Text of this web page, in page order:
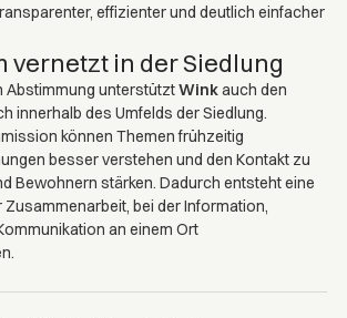
effizienter und deutlich einfacher
vernetzt in der Siedlung
Abstimmung unterstütztWinkauch den
innerhalb des Umfelds der Siedlung.
können Themen frühzeitig
besser verstehen und den Kontakt zu
Bewohnern stärken. Dadurch entsteht eine
bei der Information,
an einem Ort